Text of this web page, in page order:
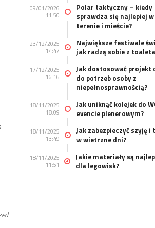
09/01/2026
11:50
Polar taktyczny – kiedy
sprawdza się najlepiej w
terenie i mieście?
23/12/2025
14:47
Największe festiwale
jak radzą sobie z
17/12/2025
16:16
Jak dostosować projekt
do potrzeb osoby z
niepełnosprawnością?
18/11/2025
18:09
Jak uniknąć kolejek do
evencie plenerowym?
18/11/2025
13:49
Jak zabezpieczyć szyję i
w wietrzne dni?
18/11/2025
11:51
Jakie materiały są
dla legowisk?